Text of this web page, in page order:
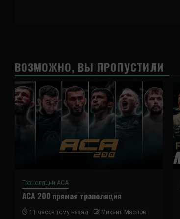
ВОЗМОЖНО, ВЫ ПРОПУСТИЛИ
Трансляции ACA
ACA 200 прямая трансляция
11 часов тому назад Михаил Маслов